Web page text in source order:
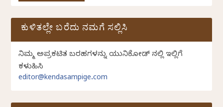
ಕುಳಿತಲ್ಲೇ ಬರೆದು ನಮಗೆ ಸಲ್ಲಿಸಿ
ನಿಮ್ಮ ಅಪ್ರಕಟಿತ ಬರಹಗಳನ್ನು ಯುನಿಕೋಡ್ ನಲ್ಲಿ ಇಲ್ಲಿಗೆ
ಕಳುಹಿಸಿ
editor@kendasampige.com